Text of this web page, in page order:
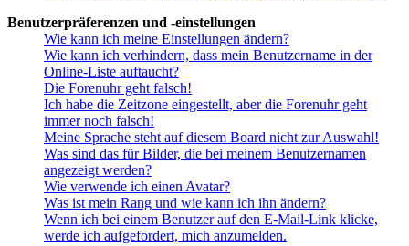
Benutzerpräferenzen und -einstellungen
Wie kann ich meine Einstellungen ändern?
Wie kann ich verhindern, dass mein Benutzername in der
Online-Liste auftaucht?
Die Forenuhr geht falsch!
Ich habe die Zeitzone eingestellt, aber die Forenuhr geht
immer noch falsch!
Meine Sprache steht auf diesem Board nicht zur Auswahl!
Was sind das für Bilder, die bei meinem Benutzernamen
angezeigt werden?
Wie verwende ich einen Avatar?
Was ist mein Rang und wie kann ich ihn ändern?
Wenn ich bei einem Benutzer auf den E-Mail-Link klicke,
werde ich aufgefordert, mich anzumelden.